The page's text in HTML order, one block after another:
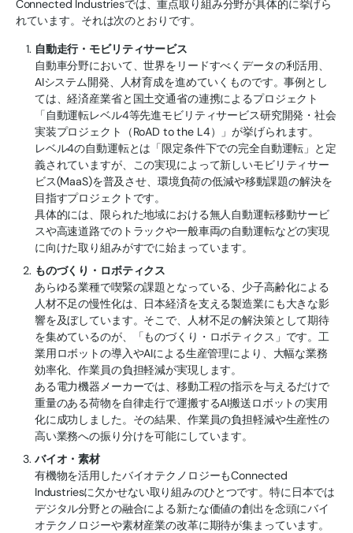
Connected Industriesでは、重点取り組み分野が具体的に挙げら
れています。それは次のとおりです。
自動走行・モビリティサービス
自動車分野において、世界をリードすべくデータの利活用、
AIシステム開発、人材育成を進めていくものです。事例とし
ては、経済産業省と国土交通省の連携によるプロジェクト
「自動運転レベル4等先進モビリティサービス研究開発・社会
実装プロジェクト（RoAD to the L4）」が挙げられます。
レベル4の自動運転とは「限定条件下での完全自動運転」と定
義されていますが、この実現によって新しいモビリティサー
ビス(MaaS)を普及させ、環境負荷の低減や移動課題の解決を
目指すプロジェクトです。
具体的には、限られた地域における無人自動運転移動サービ
スや高速道路でのトラックや一般車両の自動運転などの実現
に向けた取り組みがすでに始まっています。
ものづくり・ロボティクス
あらゆる業種で喫緊の課題となっている、少子高齢化による
人材不足の慢性化は、日本経済を支える製造業にも大きな影
響を及ぼしています。そこで、人材不足の解決策として期待
を集めているのが、「ものづくり・ロボティクス」です。工
業用ロボットの導入やAIによる生産管理により、大幅な業務
効率化、作業員の負担軽減が実現します。
ある電力機器メーカーでは、移動工程の指示を与えるだけで
重量のある荷物を自律走行で運搬するAI搬送ロボットの実用
化に成功しました。その結果、作業員の負担軽減や生産性の
高い業務への振り分けを可能にしています。
バイオ・素材
有機物を活用したバイオテクノロジーもConnected
Industriesに欠かせない取り組みのひとつです。特に日本では
デジタル分野との融合による新たな価値の創出を念頭にバイ
オテクノロジーや素材産業の改革に期待が集まっています。